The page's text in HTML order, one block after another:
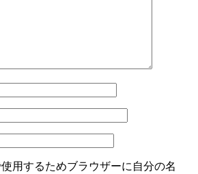
用するためブラウザーに自分の名